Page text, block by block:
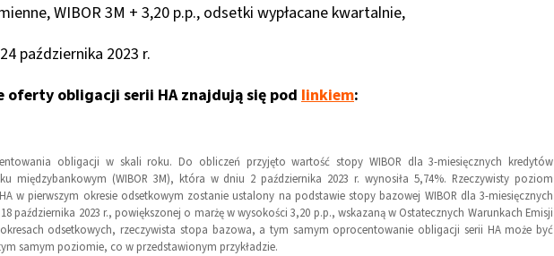
WIBOR 3M + 3,20 p.p., odsetki wypłacane kwartalnie,
października 2023 r.
oferty obligacji serii HA znajdują się pod linkiem:
obligacji w skali roku. Do obliczeń przyjęto wartość stopy WIBOR dla 3-miesięcznych kredytów
międzybankowym (WIBOR 3M), która w dniu 2 października 2023 r. wynosiła 5,74%. Rzeczywisty poziom
w pierwszym okresie odsetkowym zostanie ustalony na podstawie stopy bazowej WIBOR dla 3-miesięcznych
października 2023 r., powiększonej o marżę w wysokości 3,20 p.p., wskazaną w Ostatecznych Warunkach Emisji
odsetkowych, rzeczywista stopa bazowa, a tym samym oprocentowanie obligacji serii HA może być
samym poziomie, co w przedstawionym przykładzie.